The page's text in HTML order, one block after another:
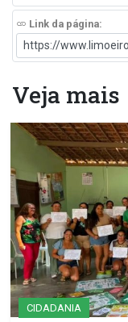
Link da página:
Veja mais
CIDADANIA